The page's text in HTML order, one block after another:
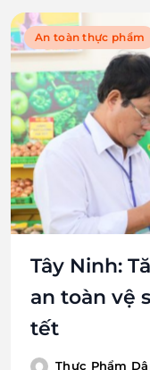
An toàn thực phẩm
Tây Ninh:
an toàn vệ
tết
Thực Phẩm